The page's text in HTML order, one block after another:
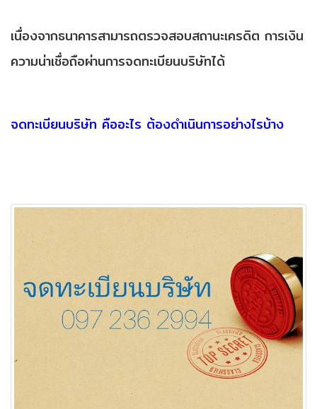
เนื่องจากธนาคารสามารถตรวจสอบสถานะเครดิต การเงิน
ความน่าเชื่อถือผ่านการจดทะเบียนบริษัทได้
จดทะเบียนบริษัท คืออะไร ต้องดำเนินการอย่างไรบ้าง